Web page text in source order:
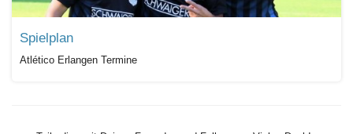
Spielplan
Atlético Erlangen Termine